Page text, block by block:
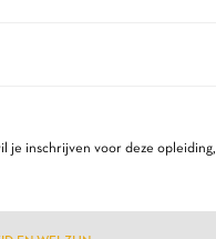
je inschrijven voor deze opleiding,